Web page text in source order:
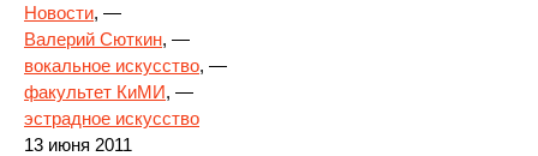
Новости, —
Валерий Сюткин, —
вокальное искусство, —
факультет КиМИ, —
эстрадное искусство
13 июня 2011